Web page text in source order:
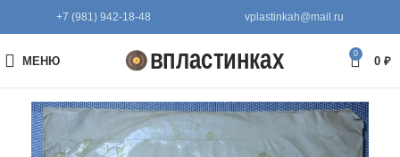
+7 (981) 942-18-48 vplastinkah@mail.ru
МЕНЮ
0
0 ₽